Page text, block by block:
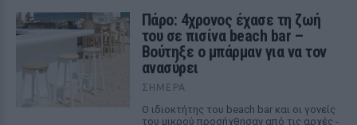
Πάρο: 4χρονος έχασε τη ζωή
του σε πισίνα beach bar –
Βούτηξε ο μπάρμαν για να τον
ανασύρει
ΣΉΜΕΡΑ
Ο ιδιοκτήτης του beach bar και οι γονείς
του μικρού προσήχθησαν από τις αρχές -